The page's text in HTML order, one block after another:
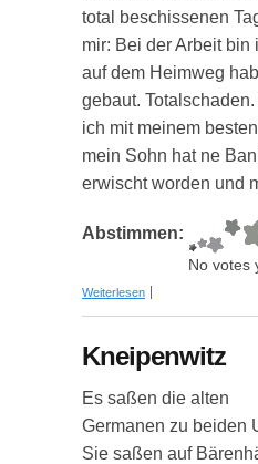
total beschissenen
mir: Bei der Arbeit bin
auf dem Heimweg
gebaut.
ich mit meinem
mein Sohn hat ne
erwischt worden und
Abstimmen:
No votes
Weiterlesen über Kneipenwitz
Kneipenwitz
Es saßen die alten
Germanen zu beiden
Sie saßen auf